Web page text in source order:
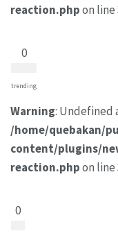
reaction.phpon line
0
trending
Warning: Undefined
/home/quebakan/
content/plugins/
reaction.phpon line
0